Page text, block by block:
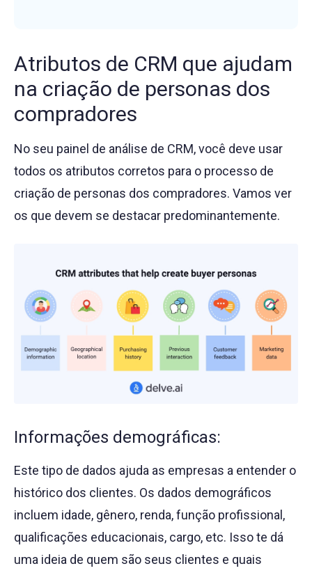
Atributos de CRM que ajudam
na criação de personas dos
compradores
No seu painel de análise de CRM, você deve usar
todos os atributos corretos para o processo de
criação de personas dos compradores. Vamos ver
os que devem se destacar predominantemente.
Informações demográficas:
Este tipo de dados ajuda as empresas a entender o
histórico dos clientes. Os dados demográficos
incluem idade, gênero, renda, função profissional,
qualificações educacionais, cargo, etc. Isso te dá
uma ideia de quem são seus clientes e quais